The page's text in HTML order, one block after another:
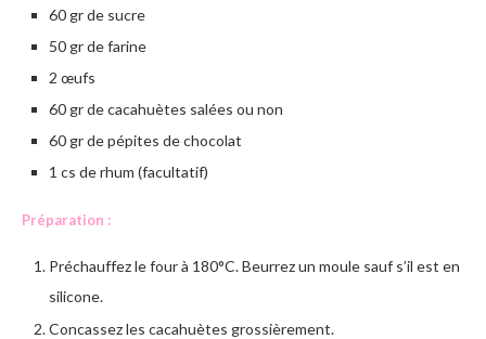
60 gr de sucre
50 gr de farine
2 œufs
60 gr de cacahuètes salées ou non
60 gr de pépites de chocolat
1 cs de rhum (facultatif)
Préparation :
Préchauffez le four à 180°C. Beurrez un moule sauf s’il est en
silicone.
Concassez les cacahuètes grossièrement.